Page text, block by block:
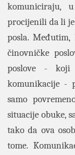
komuniciraju,
procijenili da li
posla. Međutim,
činovničke
poslove - koji
komunikacije -
samo
situacije obuke,
tako da ova
tome.